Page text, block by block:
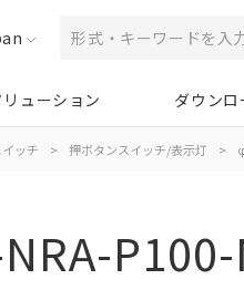
リューション ダウンロ
イッチ > 押ボタンスイッチ/表示灯 >